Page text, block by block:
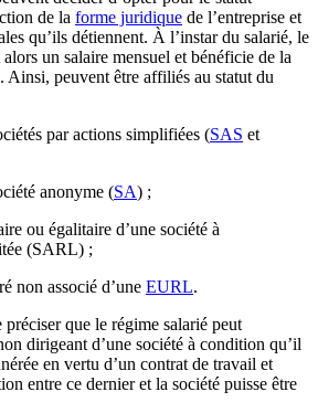
de la forme juridique de l’entreprise et
qu’ils détiennent. À l’instar du salarié, le
un salaire mensuel et bénéficie de la
Ainsi, peuvent être affiliés au statut du
par actions simplifiées (SAS et
anonyme (SA) ;
ou égalitaire d’une société à
(SARL) ;
non associé d’une EURL.
que le régime salarié peut
dirigeant d’une société à condition qu’il
en vertu d’un contrat de travail et
entre ce dernier et la société puisse être